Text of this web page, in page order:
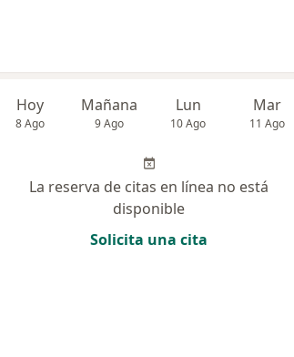
Hoy
8 Ago
Mañana
9 Ago
Lun
10 Ago
Mar
11 Ago
La reserva de citas en línea no está
disponible
Solicita una cita